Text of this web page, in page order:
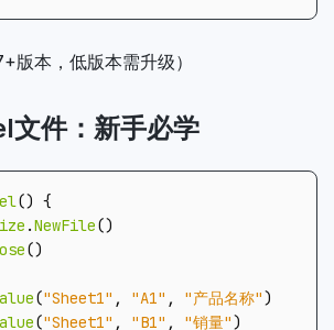
版本，低版本需升级）
文件：新手必学
() {
.NewFile()
()
("Sheet1" , "A1" , "产品名称" )
("Sheet1" , "B1" , "销量" )